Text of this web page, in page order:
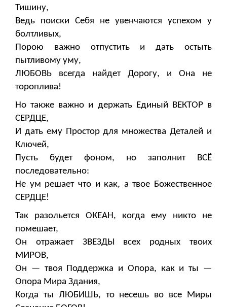
Тишину,
Ведь поиски Себя не увенчаются успехом у
болтливых,
Порою важно отпустить и дать остыть
пытливому уму,
ЛЮБОВЬ всегда найдет Дорогу, и Она не
тороплива!
Но также важно и держать Единый ВЕКТОР в
СЕРДЦЕ,
И дать ему Простор для множества Деталей и
Ключей,
Пусть будет фоном, но заполнит ВСЁ
последовательно:
Не ум решает что и как, а твое Божественное
СЕРДЦЕ!
Так разольется ОКЕАН, когда ему никто не
помешает,
Он отражает ЗВЕЗДЫ всех родных твоих
МИРОВ,
Он — твоя Поддержка и Опора, как и ты —
Опора Мира Здания,
Когда ты ЛЮБИШЬ, то несешь во все Миры